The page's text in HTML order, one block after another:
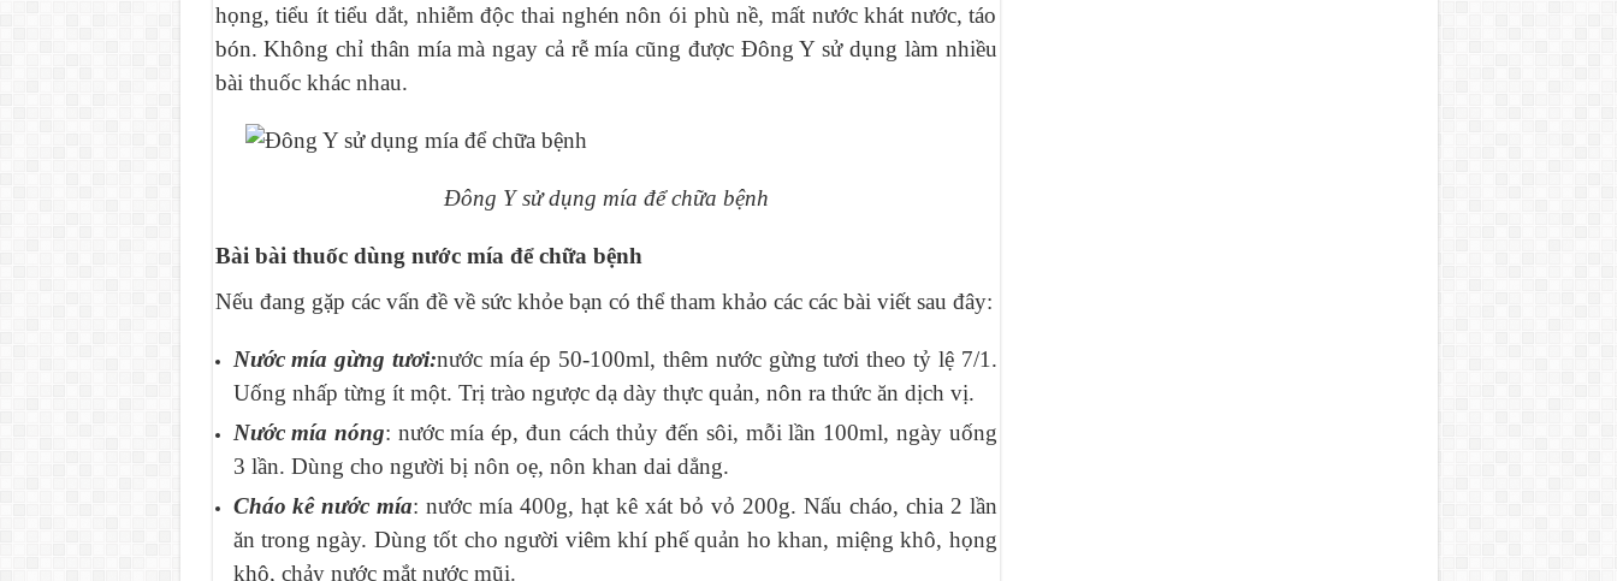
họng, tiểu ít tiểu dắt, nhiễm độc thai nghén nôn ói phù nề, mất nước khát nước, táo
bón. Không chỉ thân mía mà ngay cả rễ mía cũng được Đông Y sử dụng làm nhiều
bài thuốc khác nhau.
Đông Y sử dụng mía để chữa bệnh
Bài bài thuốc dùng nước mía để chữa bệnh
Nếu đang gặp các vấn đề về sức khỏe bạn có thể tham khảo các các bài viết sau đây:
Nước mía gừng tươi:nước mía ép 50-100ml, thêm nước gừng tươi theo tỷ lệ 7/1.
Uống nhấp từng ít một. Trị trào ngược dạ dày thực quản, nôn ra thức ăn dịch vị.
Nước mía nóng: nước mía ép, đun cách thủy đến sôi, mỗi lần 100ml, ngày uống
3 lần. Dùng cho người bị nôn oẹ, nôn khan dai dẳng.
Cháo kê nước mía: nước mía 400g, hạt kê xát bỏ vỏ 200g. Nấu cháo, chia 2 lần
ăn trong ngày. Dùng tốt cho người viêm khí phế quản ho khan, miệng khô, họng
khô, chảy nước mắt nước mũi.